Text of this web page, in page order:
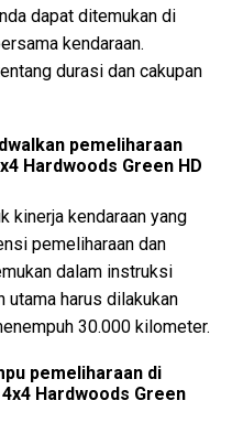
dapat ditemukan di
kendaraan.
durasi dan cakupan
pemeliharaan
Hardwoods Green HD
kinerja kendaraan yang
pemeliharaan dan
dalam instruksi
utama harus dilakukan
30.000 kilometer.
pemeliharaan di
Hardwoods Green